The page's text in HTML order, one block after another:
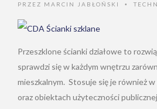
PRZEZ MARCIN JABŁOŃSKI •
Przeszklone ścianki działowe to
sprawdzi się w każdym wnętrzu
mieszkalnym. Stosuje się je również
oraz obiektach użyteczności